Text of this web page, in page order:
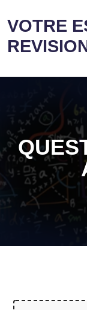
VOTRE